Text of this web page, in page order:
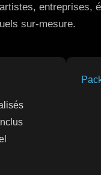
entreprises,
sur-mesure.